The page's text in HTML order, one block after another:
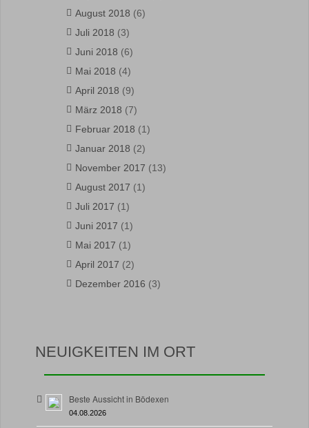
August 2018 (6)
Juli 2018 (3)
Juni 2018 (6)
Mai 2018 (4)
April 2018 (9)
März 2018 (7)
Februar 2018 (1)
Januar 2018 (2)
November 2017 (13)
August 2017 (1)
Juli 2017 (1)
Juni 2017 (1)
Mai 2017 (1)
April 2017 (2)
Dezember 2016 (3)
NEUIGKEITEN IM ORT
Beste Aussicht in Bödexen
04.08.2026